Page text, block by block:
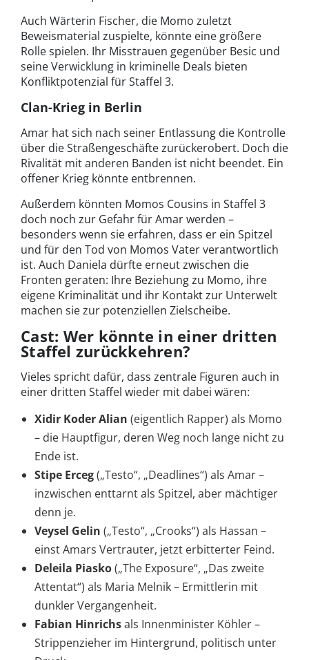
Auch Wärterin Fischer, die Momo zuletzt
Beweismaterial zuspielte, könnte eine größere
Rolle spielen. Ihr Misstrauen gegenüber Besic und
seine Verwicklung in kriminelle Deals bieten
Konfliktpotenzial für Staffel 3.
Clan-Krieg in Berlin
Amar hat sich nach seiner Entlassung die Kontrolle
über die Straßengeschäfte zurückerobert. Doch die
Rivalität mit anderen Banden ist nicht beendet. Ein
offener Krieg könnte entbrennen.
Außerdem könnten Momos Cousins in Staffel 3
doch noch zur Gefahr für Amar werden –
besonders wenn sie erfahren, dass er ein Spitzel
und für den Tod von Momos Vater verantwortlich
ist. Auch Daniela dürfte erneut zwischen die
Fronten geraten: Ihre Beziehung zu Momo, ihre
eigene Kriminalität und ihr Kontakt zur Unterwelt
machen sie zur potenziellen Zielscheibe.
Cast: Wer könnte in einer dritten
Staffel zurückkehren?
Vieles spricht dafür, dass zentrale Figuren auch in
einer dritten Staffel wieder mit dabei wären:
Xidir Koder Alian (eigentlich Rapper) als Momo
– die Hauptfigur, deren Weg noch lange nicht zu
Ende ist.
Stipe Erceg(„Testo“, „Deadlines“) als Amar –
inzwischen enttarnt als Spitzel, aber mächtiger
denn je.
Veysel Gelin („Testo“, „Crooks“) als Hassan –
einst Amars Vertrauter, jetzt erbitterter Feind.
Deleila Piasko(„The Exposure“, „Das zweite
Attentat“) als Maria Melnik – Ermittlerin mit
dunkler Vergangenheit.
Fabian Hinrichsals Innenminister Köhler –
Strippenzieher im Hintergrund, politisch unter